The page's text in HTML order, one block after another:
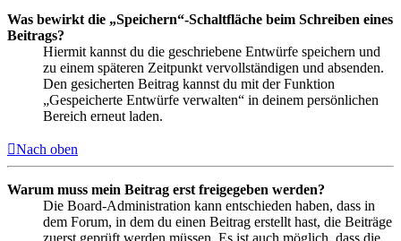
Was bewirkt die „Speichern“-Schaltfläche beim Schreiben eines
Beitrags?
Hiermit kannst du die geschriebene Entwürfe speichern und
zu einem späteren Zeitpunkt vervollständigen und absenden.
Den gesicherten Beitrag kannst du mit der Funktion
„Gespeicherte Entwürfe verwalten“ in deinem persönlichen
Bereich erneut laden.
Nach oben
Warum muss mein Beitrag erst freigegeben werden?
Die Board-Administration kann entschieden haben, dass in
dem Forum, in dem du einen Beitrag erstellt hast, die Beiträge